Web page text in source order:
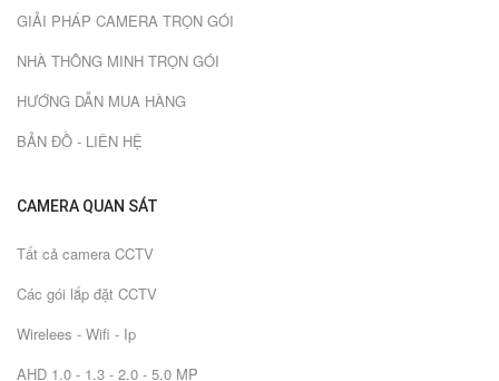
GIẢI PHÁP CAMERA TRỌN GÓI
NHÀ THÔNG MINH TRỌN GÓI
HƯỚNG DẪN MUA HÀNG
BẢN ĐỒ - LIÊN HỆ
CAMERA QUAN SÁT
Tất cả camera CCTV
Các gói lắp đặt CCTV
Wirelees - Wifi - Ip
AHD 1.0 - 1.3 - 2.0 - 5.0 MP